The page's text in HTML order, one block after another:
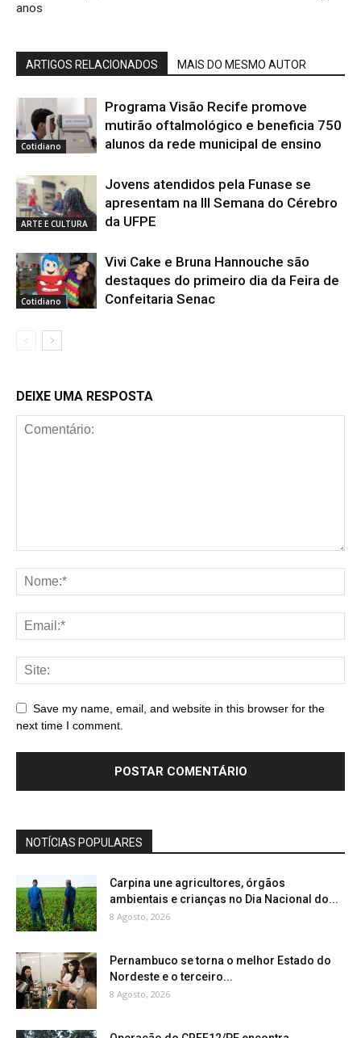
anos
ARTIGOS RELACIONADOS MAIS DO MESMO AUTOR
Cotidiano
Programa Visão Recife promove
mutirão oftalmológico e beneficia 750
alunos da rede municipal de ensino
ARTE E CULTURA
Jovens atendidos pela Funase se
apresentam na III Semana do Cérebro
da UFPE
Cotidiano
Vivi Cake e Bruna Hannouche são
destaques do primeiro dia da Feira de
Confeitaria Senac
DEIXE UMA RESPOSTA
Save my name, email, and website in this browser for the
next time I comment.
NOTÍCIAS POPULARES
Carpina une agricultores, órgãos
ambientais e crianças no Dia Nacional do...
8 Agosto, 2026
Pernambuco se torna o melhor Estado do
Nordeste e o terceiro...
8 Agosto, 2026